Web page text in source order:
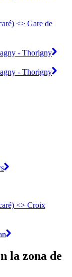
<> Gare de
- Thorigny
- Thorigny
<> Croix
la zona de